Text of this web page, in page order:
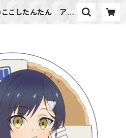
ここしたんたん アク